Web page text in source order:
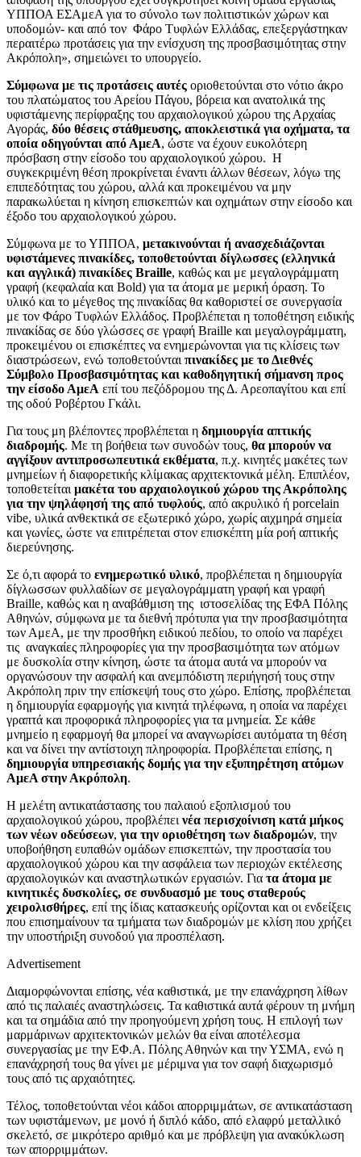
ΥΠΠΟΑ ΕΣΑμεΑ για το σύνολο των πολιτιστικών χώρων και
υποδομών- και από τον Φάρο Τυφλών Ελλάδας, επεξεργάστηκαν
περαιτέρω προτάσεις για την ενίσχυση της προσβασιμότητας στην
Ακρόπολη», σημειώνει το υπουργείο.
Σύμφωνα με τις προτάσεις αυτές οριοθετούνται στο νότιο άκρο
του πλατώματος του Αρείου Πάγου, βόρεια και ανατολικά της
υφιστάμενης περίφραξης του αρχαιολογικού χώρου της Αρχαίας
Αγοράς, δύο θέσεις στάθμευσης, αποκλειστικά για οχήματα, τα
οποία οδηγούνται από ΑμεΑ, ώστε να έχουν ευκολότερη
πρόσβαση στην είσοδο του αρχαιολογικού χώρου. Η
συγκεκριμένη θέση προκρίνεται έναντι άλλων θέσεων, λόγω της
επιπεδότητας του χώρου, αλλά και προκειμένου να μην
παρακωλύεται η κίνηση επισκεπτών και οχημάτων στην είσοδο και
έξοδο του αρχαιολογικού χώρου.
Σύμφωνα με το ΥΠΠΟΑ, μετακινούνται ή ανασχεδιάζονται
υφιστάμενες πινακίδες, τοποθετούνται δίγλωσσες (ελληνικά
και αγγλικά) πινακίδες Braille, καθώς και με μεγαλογράμματη
γραφή (κεφαλαία και Bold) για τα άτομα με μερική όραση. Το
υλικό και το μέγεθος της πινακίδας θα καθοριστεί σε συνεργασία
με τον Φάρο Τυφλών Ελλάδος. Προβλέπεται η τοποθέτηση ειδικής
πινακίδας σε δύο γλώσσες σε γραφή Braille και μεγαλογράμματη,
προκειμένου οι επισκέπτες να ενημερώνονται για τις κλίσεις των
διαστρώσεων, ενώ τοποθετούνται πινακίδες με το Διεθνές
Σύμβολο Προσβασιμότητας και καθοδηγητική σήμανση προς
την είσοδο ΑμεΑ επί του πεζόδρομου της Δ. Αρεοπαγίτου και επί
της οδού Ροβέρτου Γκάλι.
Για τους μη βλέποντες προβλέπεται η δημιουργία απτικής
διαδρομής. Με τη βοήθεια των συνοδών τους, θα μπορούν να
αγγίξουν αντιπροσωπευτικά εκθέματα, π.χ. κινητές μακέτες των
μνημείων ή διαφορετικής κλίμακας αρχιτεκτονικά μέλη. Επιπλέον,
τοποθετείται μακέτα του αρχαιολογικού χώρου της Ακρόπολης
για την ψηλάφησή της από τυφλούς, από ακρυλικό ή porcelain
vibe, υλικά ανθεκτικά σε εξωτερικό χώρο, χωρίς αιχμηρά σημεία
και γωνίες, ώστε να επιτρέπεται στον επισκέπτη μία ροή απτικής
διερεύνησης.
Σε ό,τι αφορά το ενημερωτικό υλικό, προβλέπεται η δημιουργία
δίγλωσσων φυλλαδίων σε μεγαλογράμματη γραφή και γραφή
Braille, καθώς και η αναβάθμιση της ιστοσελίδας της ΕΦΑ Πόλης
Αθηνών, σύμφωνα με τα διεθνή πρότυπα για την προσβασιμότητα
των ΑμεΑ, με την προσθήκη ειδικού πεδίου, το οποίο να παρέχει
τις αναγκαίες πληροφορίες για την προσβασιμότητα των ατόμων
με δυσκολία στην κίνηση, ώστε τα άτομα αυτά να μπορούν να
οργανώσουν την ασφαλή και ανεμπόδιστη περιήγησή τους στην
Ακρόπολη πριν την επίσκεψή τους στο χώρο. Επίσης, προβλέπεται
η δημιουργία εφαρμογής για κινητά τηλέφωνα, η οποία να παρέχει
γραπτά και προφορικά πληροφορίες για τα μνημεία. Σε κάθε
μνημείο η εφαρμογή θα μπορεί να αναγνωρίσει αυτόματα τη θέση
και να δίνει την αντίστοιχη πληροφορία. Προβλέπεται επίσης, η
δημιουργία υπηρεσιακής δομής για την εξυπηρέτηση ατόμων
ΑμεΑ στην Ακρόπολη.
Η μελέτη αντικατάστασης του παλαιού εξοπλισμού του
αρχαιολογικού χώρου, προβλέπει νέα περισχοίνιση κατά μήκος
των νέων οδεύσεων, για την οριοθέτηση των διαδρομών, την
υποβοήθηση ευπαθών ομάδων επισκεπτών, την προστασία του
αρχαιολογικού χώρου και την ασφάλεια των περιοχών εκτέλεσης
αρχαιολογικών και αναστηλωτικών εργασιών. Για τα άτομα με
κινητικές δυσκολίες, σε συνδυασμό με τους σταθερούς
χειρολισθήρες, επί της ίδιας κατασκευής ορίζονται και οι ενδείξεις
που επισημαίνουν τα τμήματα των διαδρομών με κλίση που χρήζει
την υποστήριξη συνοδού για προσπέλαση.
Advertisement
Διαμορφώνονται επίσης, νέα καθιστικά, με την επανάχρηση λίθων
από τις παλαιές αναστηλώσεις. Τα καθιστικά αυτά φέρουν τη μνήμη
και τα σημάδια από την προηγούμενη χρήση τους. Η επιλογή των
μαρμάρινων αρχιτεκτονικών μελών θα είναι αποτέλεσμα
συνεργασίας με την ΕΦ.Α. Πόλης Αθηνών και την ΥΣΜΑ, ενώ η
επανάχρησή τους θα γίνει με μέριμνα για τον σαφή διαχωρισμό
τους από τις αρχαιότητες.
Τέλος, τοποθετούνται νέοι κάδοι απορριμμάτων, σε αντικατάσταση
των υφιστάμενων, με μονό ή διπλό κάδο, από ελαφρύ μεταλλικό
σκελετό, σε μικρότερο αριθμό και με πρόβλεψη για ανακύκλωση
των απορριμμάτων.